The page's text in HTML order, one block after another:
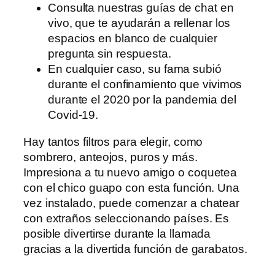
Consulta nuestras guías de chat en
vivo, que te ayudarán a rellenar los
espacios en blanco de cualquier
pregunta sin respuesta.
En cualquier caso, su fama subió
durante el confinamiento que vivimos
durante el 2020 por la pandemia del
Covid-19.
Hay tantos filtros para elegir, como
sombrero, anteojos, puros y más.
Impresiona a tu nuevo amigo o coquetea
con el chico guapo con esta función. Una
vez instalado, puede comenzar a chatear
con extraños seleccionando países. Es
posible divertirse durante la llamada
gracias a la divertida función de garabatos.